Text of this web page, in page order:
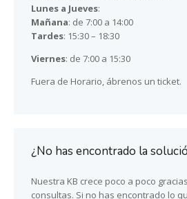
Lunes a Jueves:
Mañana: de 7:00 a 14:00
Tardes: 15:30 – 18:30
Viernes: de 7:00 a 15:30
Fuera de Horario, ábrenos un ticket.
¿No has encontrado la
Nuestra KB crece poco a poco
consultas. Si no has encontrado lo